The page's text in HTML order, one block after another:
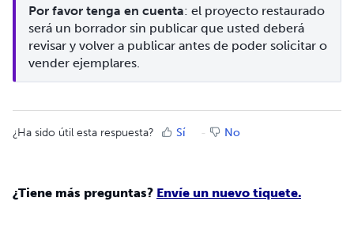
Por favor tenga en cuenta: el proyecto restaurado
será un borrador sin publicar que usted deberá
revisar y volver a publicar antes de poder solicitar o
vender ejemplares.
¿Ha sido útil esta respuesta? Sí No
¿Tiene más preguntas? Envíe un nuevo tiquete.